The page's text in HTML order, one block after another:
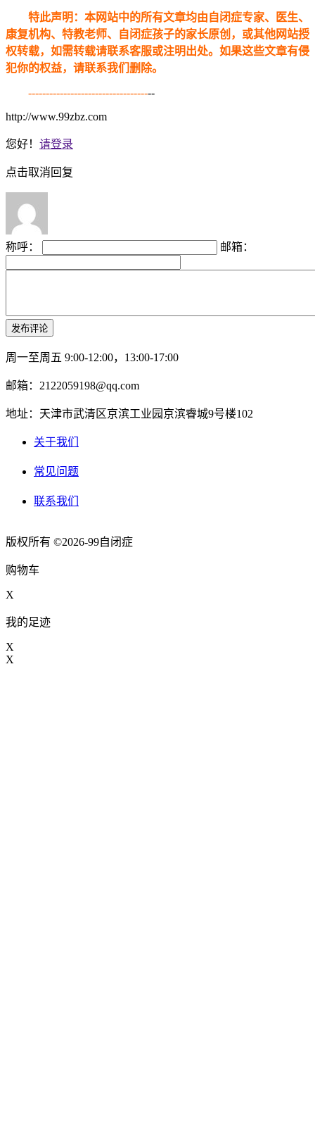
特此声明：本网站中的所有文章均由自闭症专家、医生、
康复机构、特教老师、自闭症孩子的家长原创，或其他网站授
权转载，如需转载请联系客服或注明出处。如果这些文章有侵
犯你的权益，请联系我们删除。
------------------------------------
http://www.99zbz.com
您好！ 请登录
点击取消回复
称呼： 邮箱：
周一至周五 9:00-12:00，13:00-17:00
邮箱：2122059198@qq.com
地址：天津市武清区京滨工业园京滨睿城9号楼102
关于我们
常见问题
联系我们
版权所有 ©2026-99自闭症
购物车
X
我的足迹
X
X